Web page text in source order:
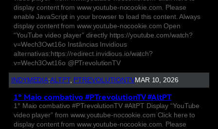
display content from www.youtube-nocookie.com. Please
enable JavaScript in your browser to load this content. Always
display content from www.youtube-nocookie.com Open
“YouTube video player” directly https://youtube.com/watch?
v=Wech3Owt16o Instâncias Invidious
alternativas:https://redirect.invidious.io/watch?
v=Wech3Owt16o @PTrevolutionTV
INDYMEDIA:ALTPT, PTREVOLUTIONTVMAR 10, 2026
1° Maio combativo #PTrevolutionTV #AltPT
1° Maio combativo #PTrevolutionTV #AltPT Display “YouTube
video player” from www.youtube-nocookie.com Click here to
display content from www.youtube-nocookie.com. Please